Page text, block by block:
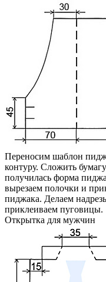
Переносим шаблон
контуру. Сложить
получилась форма
вырезаем полочки и
пиджака. Делаем
приклеиваем пуговицы.
Открытка для мужчин